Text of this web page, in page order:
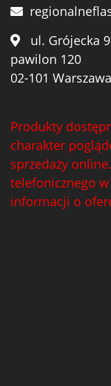
ul. Grójecka
pawilon 120
02-101 Warszawa
Produkty
charakter
sprzedaży
telefonicznego w
informacji o